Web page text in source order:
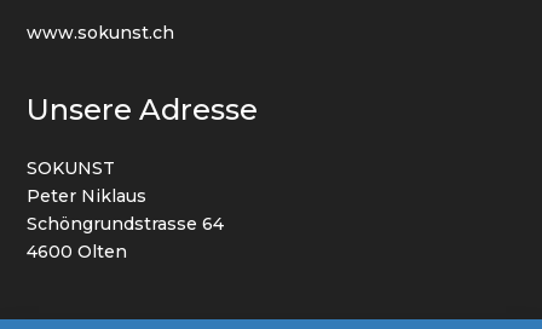
www.sokunst.ch
Unsere Adresse
SOKUNST
Peter Niklaus
Schöngrundstrasse 64
4600 Olten